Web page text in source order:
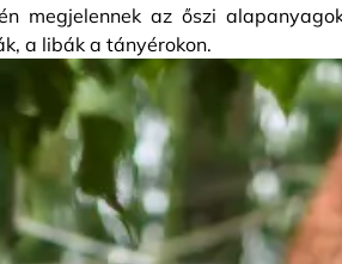
megjelennek az őszi
a libák a tányérokon.